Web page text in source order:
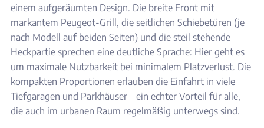
einem aufgeräumten Design. Die breite Front mit
markantem Peugeot-Grill, die seitlichen Schiebetüren (je
nach Modell auf beiden Seiten) und die steil stehende
Heckpartie sprechen eine deutliche Sprache: Hier geht es
um maximale Nutzbarkeit bei minimalem Platzverlust. Die
kompakten Proportionen erlauben die Einfahrt in viele
Tiefgaragen und Parkhäuser – ein echter Vorteil für alle,
die auch im urbanen Raum regelmäßig unterwegs sind.